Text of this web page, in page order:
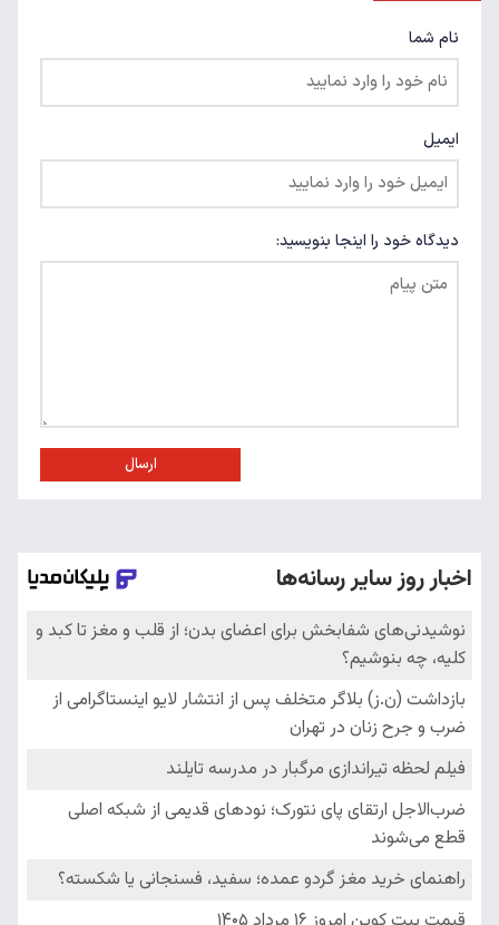
نام شما
ایمیل
دیدگاه خود را اینجا بنویسید:
ارسال